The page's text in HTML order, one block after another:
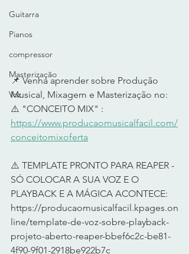
Guitarra
Pianos
compressor
Masterização
Voz
📌 Venha aprender sobre Produção
Musical, Mixagem e Masterização no:
⚠️ "CONCEITO MIX" :
https://www.producaomusicalfacil.com/
conceitomixoferta
⚠️ TEMPLATE PRONTO PARA REAPER -
SÓ COLOCAR A SUA VOZ E O
PLAYBACK E A MÁGICA ACONTECE:
https://producaomusicalfacil.kpages.on
line/template-de-voz-sobre-playback-
projeto-aberto-reaper-bbef6c2c-be81-
4f90-9f01-2918be922b7c